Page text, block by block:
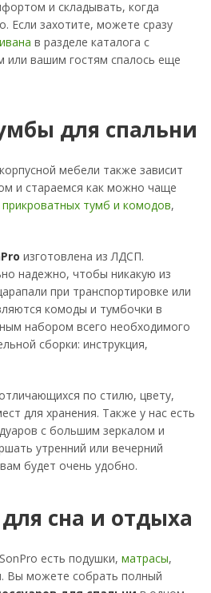
и складывать, когда
Если захотите, можете сразу
в разделе каталога с
или вашим гостям спалось еще
для спальни
мебели также зависит
и стараемся как можно чаще
прикроватных тумб и комодов,
изготовлена из ЛДСП.
надежно, чтобы никакую из
при транспортировке или
комоды и тумбочки в
набором всего необходимого
сборки: инструкция,
по стилю, цвету,
для хранения. Также у нас есть
с большим зеркалом и
утренний или вечерний
будет очень удобно.
сна и отдыха
есть подушки, матрасы,
Вы можете собрать полный